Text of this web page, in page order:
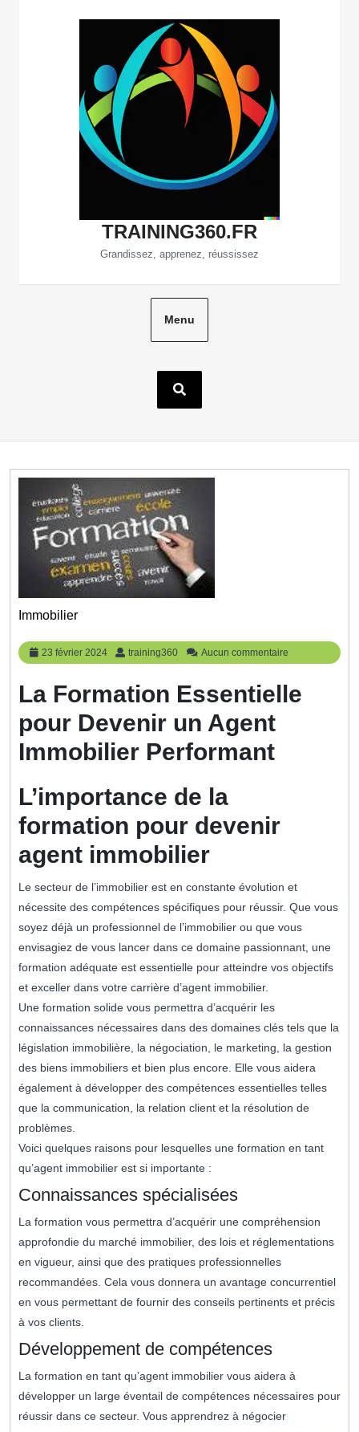
TRAINING360.FR
Grandissez, apprenez, réussissez
Menu
Immobilier
23 février 2024
23
février
training360 training360
Aucun commentaire
La Formation Essentielle
pour Devenir un Agent
Immobilier Performant
L’importance de la
formation pour devenir
agent immobilier
Le secteur de l’immobilier est en constante évolution et
nécessite des compétences spécifiques pour réussir. Que vous
soyez déjà un professionnel de l’immobilier ou que vous
envisagiez de vous lancer dans ce domaine passionnant, une
formation adéquate est essentielle pour atteindre vos objectifs
et exceller dans votre carrière d’agent immobilier.
Une formation solide vous permettra d’acquérir les
connaissances nécessaires dans des domaines clés tels que la
législation immobilière, la négociation, le marketing, la gestion
des biens immobiliers et bien plus encore. Elle vous aidera
également à développer des compétences essentielles telles
que la communication, la relation client et la résolution de
problèmes.
Voici quelques raisons pour lesquelles une formation en tant
qu’agent immobilier est si importante :
Connaissances spécialisées
La formation vous permettra d’acquérir une compréhension
approfondie du marché immobilier, des lois et réglementations
en vigueur, ainsi que des pratiques professionnelles
recommandées. Cela vous donnera un avantage concurrentiel
en vous permettant de fournir des conseils pertinents et précis
à vos clients.
Développement de compétences
La formation en tant qu’agent immobilier vous aidera à
développer un large éventail de compétences nécessaires pour
réussir dans ce secteur. Vous apprendrez à négocier